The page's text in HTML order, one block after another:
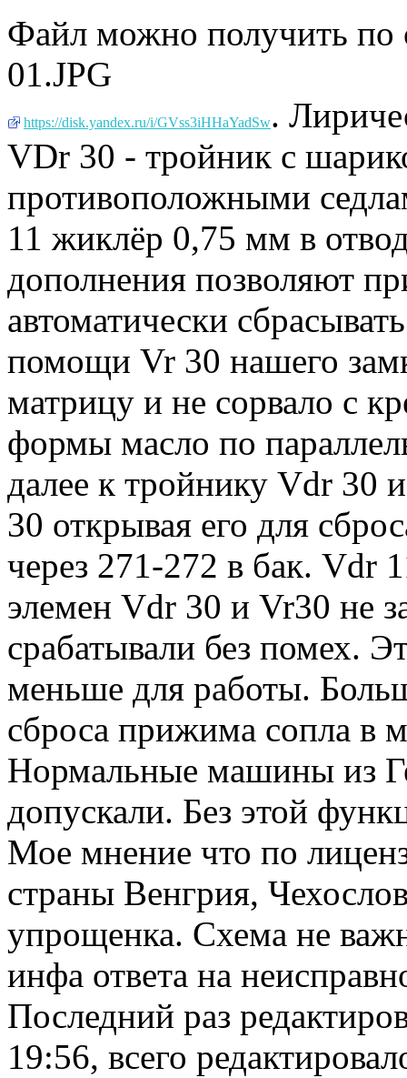
Файл можно получить по
01.JPG
https://disk.yandex.ru/i/GVss3iHHaYadSw.
VDr 30 - тройник с
противоположными
11 жиклёр 0,75 мм в
дополнения позволяют
автоматически
помощи Vr 30 нашего
матрицу и не сорвало с
формы масло по
далее к тройнику Vdr
30 открывая его для
через 271-272 в бак. Vdr
элемен Vdr 30 и Vr30 не
срабатывали без помех.
меньше для работы.
сброса прижима сопла в
Нормальные машины из
допускали. Без этой
Мое мнение что по
страны Венгрия,
упрощенка. Схема не
инфа ответа на
Последний раз
19:56, всего